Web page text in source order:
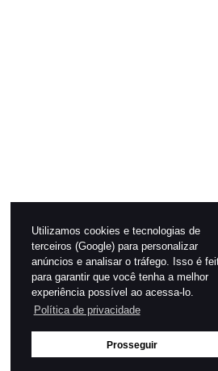
Utilizamos cookies e tecnologias de
terceiros (Google) para personalizar
anúncios e analisar o tráfego. Isso é
para garantir que você tenha a melhor
experiência possível ao acessa-lo.
Política de privacidade
Prosseguir